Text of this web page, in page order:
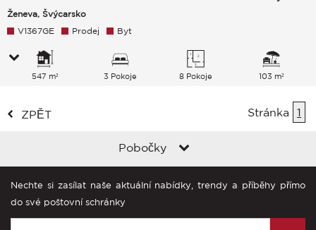
Ženeva, Švýcarsko
V1367GE Prodej Byt
547 m² 3 Pokoje 8 Pokoje 103 m²
ZPĚT Stránka 1
Pobočky
Nechte si zasílat naše aktuální nabídky, trendy a příběhy přímo
do své poštovní schránky